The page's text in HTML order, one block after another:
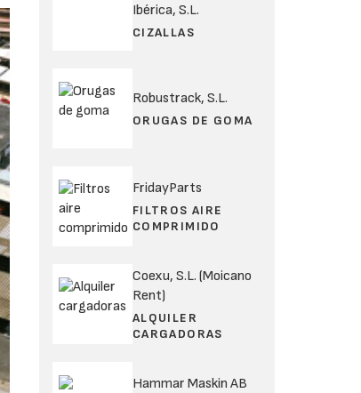
Ibérica, S.L.
CIZALLAS
Robustrack, S.L.
ORUGAS DE GOMA
FridayParts
FILTROS AIRE
COMPRIMIDO
Coexu, S.L. (Moicano
Rent)
ALQUILER
CARGADORAS
Hammar Maskin AB